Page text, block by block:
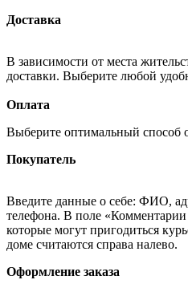
Доставка
В зависимости от места
доставки. Выберите любой
Оплата
Выберите оптимальный способ
Покупатель
Введите данные о себе: ФИО,
телефона. В поле «Комментарии
которые могут пригодиться
доме считаются справа налево.
Оформление заказа